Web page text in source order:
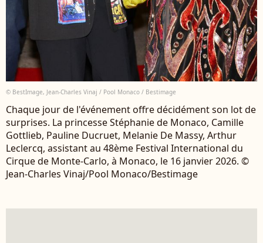
© BestImage, Jean-Charles Vinaj / Pool Monaco / Bestimage
Chaque jour de l'événement offre décidément son lot de
surprises. La princesse Stéphanie de Monaco, Camille
Gottlieb, Pauline Ducruet, Melanie De Massy, Arthur
Leclercq, assistant au 48ème Festival International du
Cirque de Monte-Carlo, à Monaco, le 16 janvier 2026. ©
Jean-Charles Vinaj/Pool Monaco/Bestimage